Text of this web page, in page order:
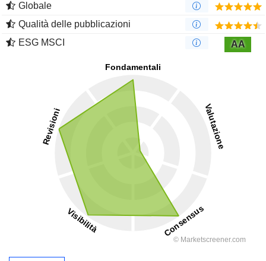
Globale
Qualità delle pubblicazioni
ESG MSCI
AA